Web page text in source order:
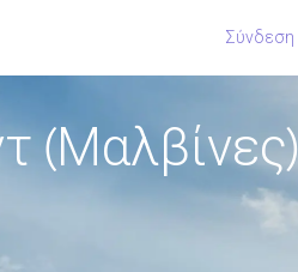
Σύνδεση
(Μαλβίνες)